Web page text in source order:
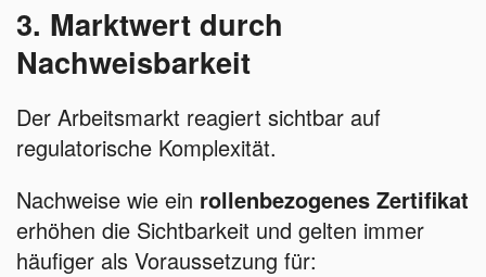
3. Marktwert durch
Nachweisbarkeit
Der Arbeitsmarkt reagiert sichtbar auf
regulatorische Komplexität.
Nachweise wie ein rollenbezogenes Zertifikat
erhöhen die Sichtbarkeit und gelten immer
häufiger als Voraussetzung für: